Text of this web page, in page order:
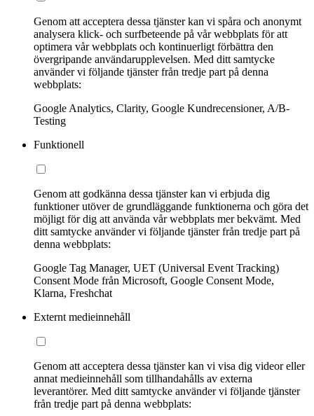
Genom att acceptera dessa tjänster kan vi spåra och anonymt
analysera klick- och surfbeteende på vår webbplats för att
optimera vår webbplats och kontinuerligt förbättra den
övergripande användarupplevelsen. Med ditt samtycke
använder vi följande tjänster från tredje part på denna
webbplats:
Google Analytics, Clarity, Google Kundrecensioner, A/B-
Testing
Funktionell
Genom att godkänna dessa tjänster kan vi erbjuda dig
funktioner utöver de grundläggande funktionerna och göra det
möjligt för dig att använda vår webbplats mer bekvämt. Med
ditt samtycke använder vi följande tjänster från tredje part på
denna webbplats:
Google Tag Manager, UET (Universal Event Tracking)
Consent Mode från Microsoft, Google Consent Mode,
Klarna, Freshchat
Externt medieinnehåll
Genom att acceptera dessa tjänster kan vi visa dig videor eller
annat medieinnehåll som tillhandahålls av externa
leverantörer. Med ditt samtycke använder vi följande tjänster
från tredje part på denna webbplats: